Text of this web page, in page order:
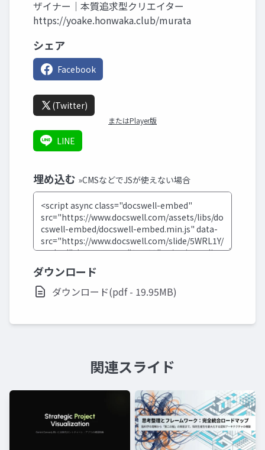
ザイナー｜本質追求型クリエイター
https://yoake.honwaka.club/murata
シェア
Facebook
(Twitter)
またはPlayer版
LINE
埋め込む »CMSなどでJSが使えない場合
ダウンロード
ダウンロード(pdf - 19.95MB)
関連スライド